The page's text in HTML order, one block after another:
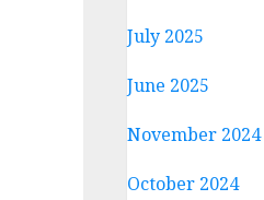
July 2025
June 2025
November 2024
October 2024